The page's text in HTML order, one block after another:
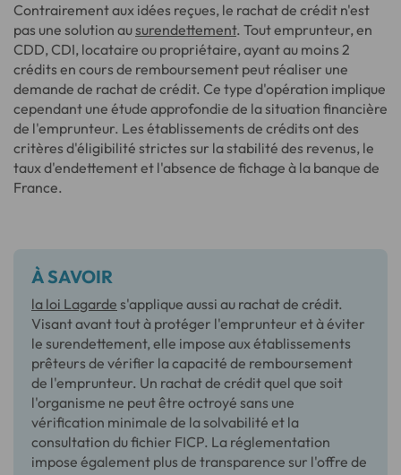
Contrairement aux idées reçues, le rachat de crédit n'est
pas une solution ausurendettement. Tout emprunteur, en
CDD, CDI, locataire ou propriétaire, ayant au moins 2
crédits en cours de remboursement peut réaliser une
demande de rachat de crédit. Ce type d'opération implique
cependant une étude approfondie de la situation financière
de l'emprunteur. Les établissements de crédits ont des
critères d'éligibilité strictes sur la stabilité des revenus, le
taux d'endettement et l'absence de fichage à la banque de
France.
À SAVOIR
la loi Lagarde s'applique aussi au rachat de crédit.
Visant avant tout à protéger l'emprunteur et à éviter
le surendettement, elle impose aux établissements
prêteurs de vérifier la capacité de remboursement
de l'emprunteur. Un rachat de crédit quel que soit
l'organisme ne peut être octroyé sans une
vérification minimale de la solvabilité et la
consultation du fichier FICP. La réglementation
impose également plus de transparence sur l'offre de